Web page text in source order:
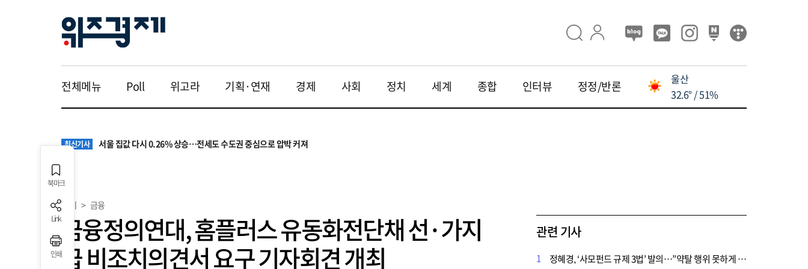
전체메뉴 Poll 위고라 기획·연재 경제 사회 정치 세계 종합 인터뷰 정정/반론
울산
32.6° / 51%
최신기사 서울 집값 다시 0.26% 상승…전세도 수도권 중심으로 압박 커져
교실 뒤흔든 혐오표현…‘표현의 자유’ 넘어 지역사회와 해법 모색
최신기사 “혐오가 놀이가 된 교실”…처벌보다 예방·회복 중심 대응 필요
최신기사 서울 집값 다시 0.26% 상승…전세도 수도권 중심으로 압박 커져
북마크
Link
인쇄
경제 > 금융
금융정의연대, 홈플러스 유동화전단채 선·가지
급 비조치의견서 요구 기자회견 개최
관련 기사
1 정혜경, ‘사모펀드 규제 3법’ 발의…”약탈 행위 못하게 해야“